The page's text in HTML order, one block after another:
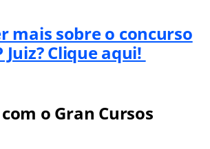
mais sobre o concurso
Juiz? Clique aqui!
o Gran Cursos